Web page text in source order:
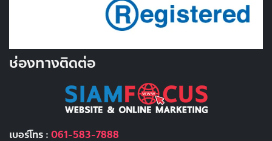
ช่องทางติดต่อ
เบอร์โทร : 061-583-7888